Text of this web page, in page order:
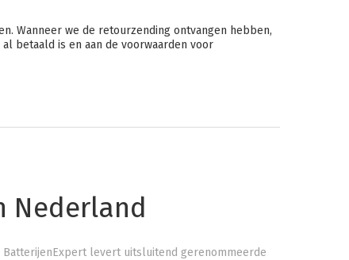
Wanneer we de retourzending ontvangen hebben,
betaald is en aan de voorwaarden voor
Nederland
BatterijenExpert levert uitsluitend gerenommeerde